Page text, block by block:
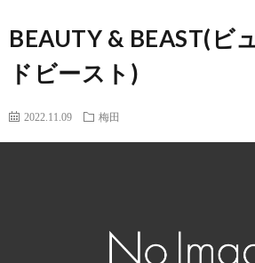
BEAUTY & BEAST(ビ
ドビースト)
2022.11.09 梅田